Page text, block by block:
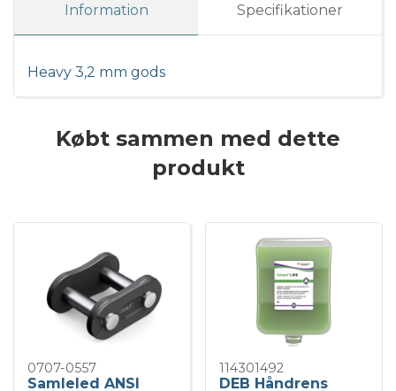
Information Specifikationer
Heavy 3,2 mm gods
Købt sammen med dette
produkt
0707-0557
Samleled ANSI
114301492
DEB Håndrens